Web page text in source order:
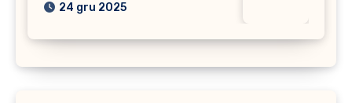
24 gru 2025